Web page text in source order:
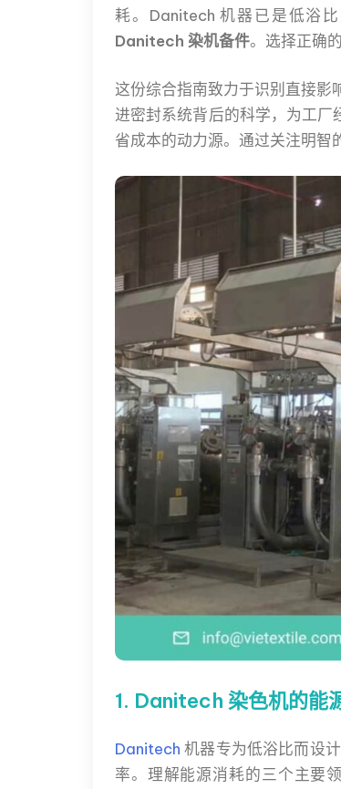
耗。Danitech 机器已是低浴
Danitech 染机备件。选择正确
这份综合指南致力于识别直接影
进密封系统背后的科学，为工
省成本的动力源。通过关注明智
1. Danitech 染色机的能
Danitech 机器专为低浴比而设
率。理解能源消耗的三个主要